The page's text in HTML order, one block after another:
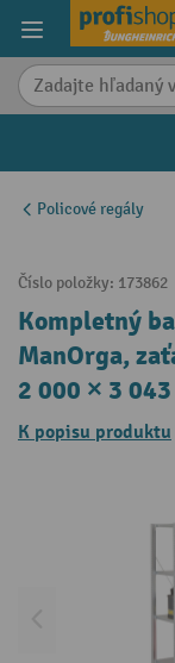
content
Policové regály
Číslo položky: 173862
Kompletný
ManOrga,
2 000 × 3
K popisu produktu